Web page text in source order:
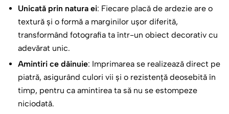
Unicată prin natura ei: Fiecare placă de ardezie are o
textură și o formă a marginilor ușor diferită,
transformând fotografia ta într-un obiect decorativ cu
adevărat unic.
Amintiri ce dăinuie: Imprimarea se realizează direct pe
piatră, asigurând culori vii și o rezistență deosebită în
timp, pentru ca amintirea ta să nu se estompeze
niciodată.